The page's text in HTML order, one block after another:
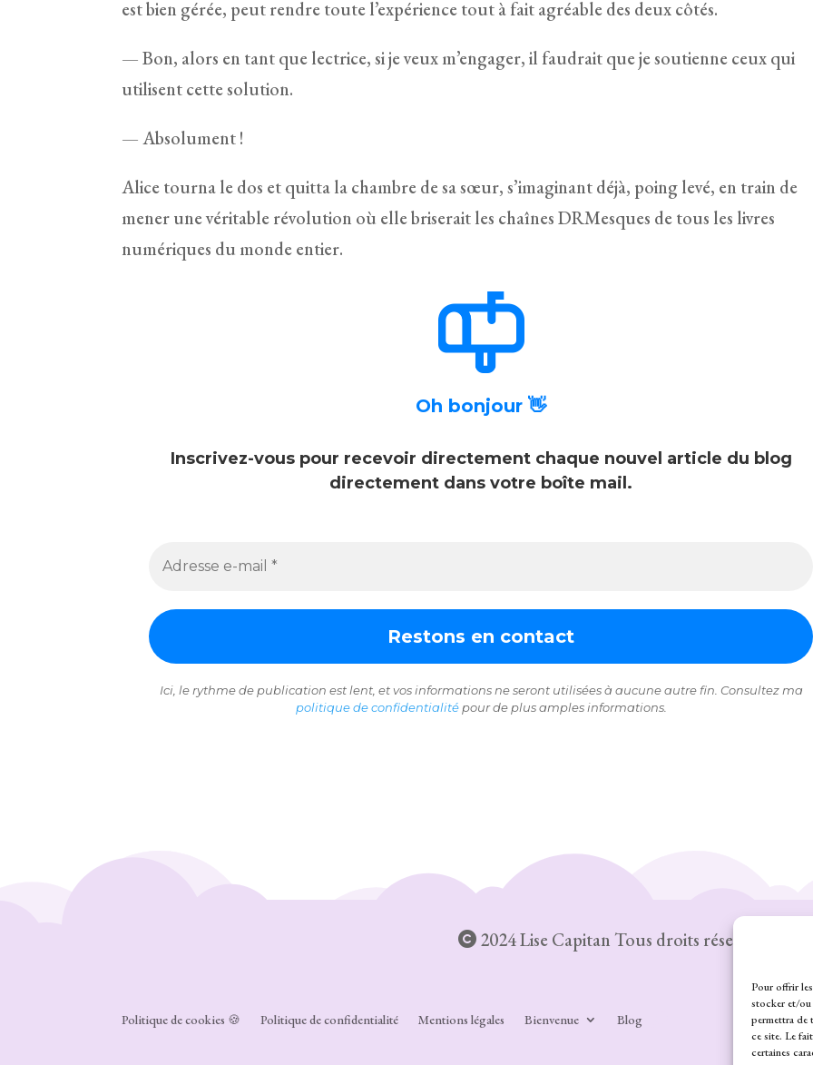
Pour offrir
stocker et/ou
permettra de
ce site. Le
certaines
est bien gérée, peut rendre toute l’expérience tout à fait agréable des deux côtés.
— Bon, alors en tant que lectrice, si je veux m’engager, il faudrait que je soutienne ceux qui
utilisent cette solution.
— Absolument !
Alice tourna le dos et quitta la chambre de sa sœur, s’imaginant déjà, poing levé, en train de
mener une véritable révolution où elle briserait les chaînes DRMesques de tous les livres
numériques du monde entier.
Oh bonjour 👋
Inscrivez-vous pour recevoir directement chaque nouvel article du blog
directement dans votre boîte mail.
Ici, le rythme de publication est lent, et vos informations ne seront utilisées à aucune autre fin. Consultez ma
politique de confidentialitépour de plus amples informations.
2024 Lise Capitan Tous droits réservés
Politique de cookies 🍪 Politique de confidentialité Mentions légales Bienvenue Blog